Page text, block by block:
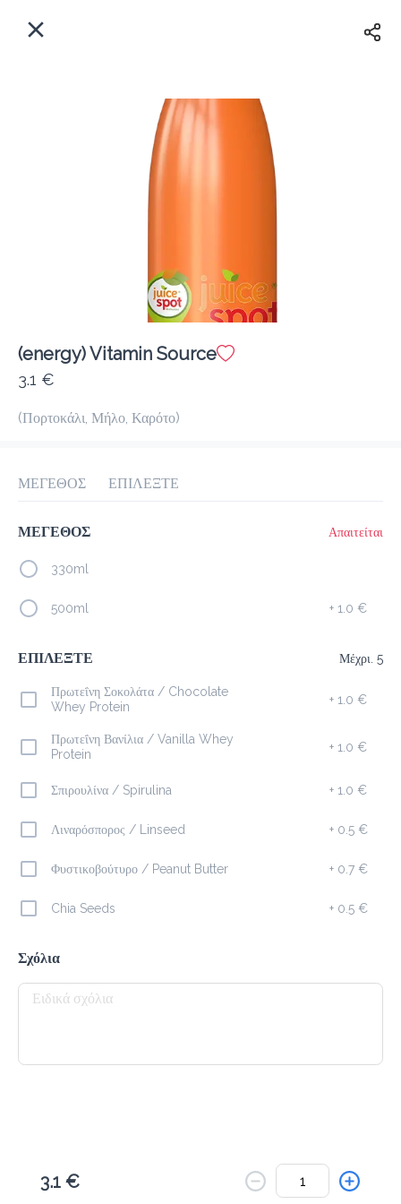
Πού παραδίδουμε;
Coffeebrands Αθηνών 5
προ-παραγγελία • Κριτικές
Όλες
(energy) Vitamin Source
3.1 €
(Πορτοκάλι, Μήλο, Καρότο)
ΜΕΓΕΘΟΣ ΕΠΙΛΕΞΤΕ
ΜΕΓΕΘΟΣ Απαιτείται
330ml
500ml + 1.0 €
ΕΠΙΛΕΞΤΕ Μέχρι. 5
Πρωτεΐνη Σοκολάτα / Chocolate
Whey Protein
+ 1.0 €
Πρωτεΐνη Βανίλια / Vanilla Whey
Protein
+ 1.0 €
Σπιρουλίνα / Spirulina + 1.0 €
Λιναρόσπορος / Linseed + 0.5 €
Φυστικοβούτυρο / Peanut Butter + 0.7 €
Chia Seeds + 0.5 €
Σχόλια
3.1 €